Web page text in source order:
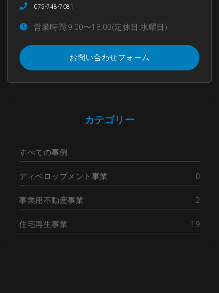
075-748-7081
営業時間:9:00〜18:00(定休日:水曜日)
お問い合わせフォーム
カテゴリー
すべての事例
ディベロップメント事業 0
事業用不動産事業 2
住宅再生事業 19